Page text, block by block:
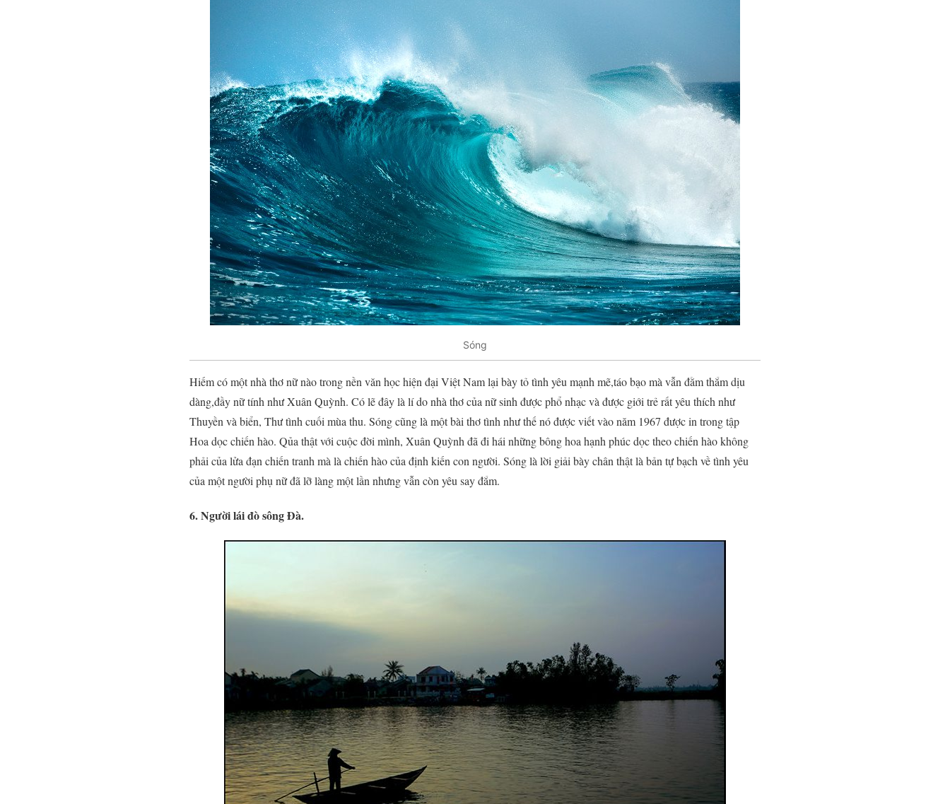
Sóng
Hiếm có một nhà thơ nữ nào trong nền văn học hiện đại Việt Nam lại bày tỏ tình yêu mạnh mẽ,táo bạo mà vẫn đằm thắm dịu
dàng,đầy nữ tính như Xuân Quỳnh. Có lẽ đây là lí do nhà thơ của nữ sinh được phổ nhạc và được giới trẻ rất yêu thích như
Thuyền và biển, Thư tình cuối mùa thu. Sóng cũng là một bài thơ tình như thế nó được viết vào năm 1967 được in trong tập
Hoa dọc chiến hào. Qủa thật với cuộc đời mình, Xuân Quỳnh đã đi hái những bông hoa hạnh phúc dọc theo chiến hào không
phải của lửa đạn chiến tranh mà là chiến hào của định kiến con người. Sóng là lời giải bày chân thật là bản tự bạch về tình yêu
của một người phụ nữ đã lỡ làng một lần nhưng vẫn còn yêu say đắm.
6. Người lái đò sông Đà.